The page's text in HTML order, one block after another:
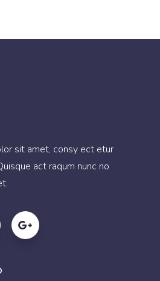
sit amet, consy ect etur
act raqum nunc no